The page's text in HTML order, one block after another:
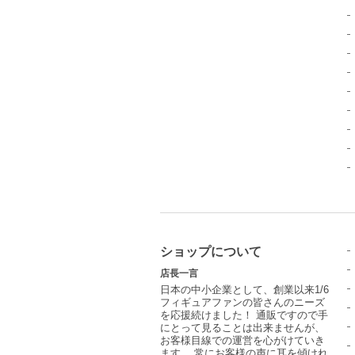
ショップについて
店長一言
日本の中小企業として、創業以来1/6
フィギュアファンの皆さんのニーズ
を応援続けました！ 通販ですので手
にとって見ることは出来ませんが、
お客様目線での運営を心がけていき